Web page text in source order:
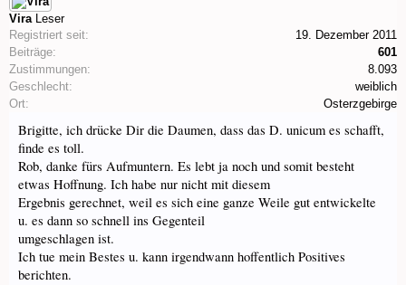
Vira Leser
Registriert seit:
19. Dezember 2011
Beiträge:
601
Zustimmungen:
8.093
Geschlecht:
weiblich
Ort:
Osterzgebirge
Brigitte, ich drücke Dir die Daumen, dass das D. unicum es schafft,
finde es toll.
Rob, danke fürs Aufmuntern. Es lebt ja noch und somit besteht
etwas Hoffnung. Ich habe nur nicht mit diesem
Ergebnis gerechnet, weil es sich eine ganze Weile gut entwickelte
u. es dann so schnell ins Gegenteil
umgeschlagen ist.
Ich tue mein Bestes u. kann irgendwann hoffentlich Positives
berichten.